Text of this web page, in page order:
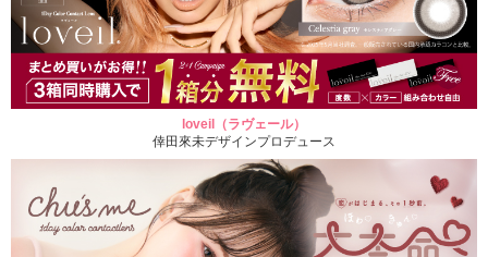
loveil（ラヴェール）
倖田來未デザインプロデュース